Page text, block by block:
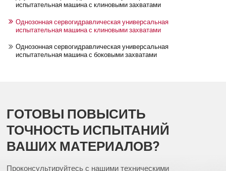
испытательная машина с клиновыми захватами
Однозонная сервогидравлическая универсальная
испытательная машина с клиновыми захватами
Однозонная сервогидравлическая универсальная
испытательная машина с боковыми захватами
ГОТОВЫ ПОВЫСИТЬ
ТОЧНОСТЬ ИСПЫТАНИЙ
ВАШИХ МАТЕРИАЛОВ?
Проконсультируйтесь с нашими техническими